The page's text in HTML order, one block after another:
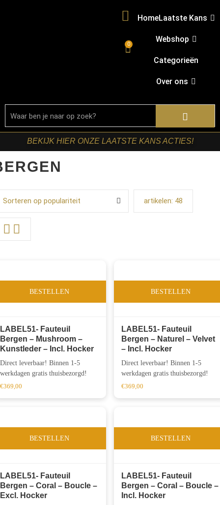
0
HomeLaatste Kans
Webshop
Categorieën
Over ons
BEKIJK HIER ONZE LAATSTE KANS ACTIES!
Sorteren op populariteit artikelen: 48
BESTELLEN
LABEL51- Fauteuil
Bergen – Mushroom –
Kunstleder – Incl. Hocker
Direct leverbaar! Binnen 1-5
werkdagen gratis thuisbezorgd!
€369,00
BESTELLEN
LABEL51- Fauteuil
Bergen – Naturel – Velvet
– Incl. Hocker
Direct leverbaar! Binnen 1-5
werkdagen gratis thuisbezorgd!
€369,00
BESTELLEN
LABEL51- Fauteuil
Bergen – Coral – Boucle –
Excl. Hocker
BESTELLEN
LABEL51- Fauteuil
Bergen – Coral – Boucle –
Incl. Hocker